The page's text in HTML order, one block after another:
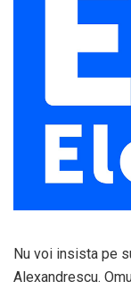
Nu voi insista pe
Alexandrescu.